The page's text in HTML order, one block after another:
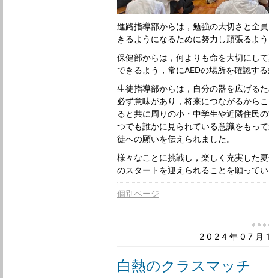
進路指導部からは，勉強の大切さと全
きるようになるために努力し頑張るよ
保健部からは，何よりも命を大切にし
できるよう，常にAEDの場所を確認す
生徒指導部からは，自分の器を広げる
必ず意味があり，将来につながるから
ると共に周りの小・中学生や近隣住民
つでも誰かに見られている意識をもっ
徒への願いを伝えられました。
様々なことに挑戦し，楽しく充実した
のスタートを迎えられることを願って
個別ページ
2024年07月
白熱のクラスマッチ